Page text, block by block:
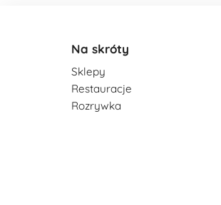
Na skróty
Sklepy
Restauracje
Rozrywka